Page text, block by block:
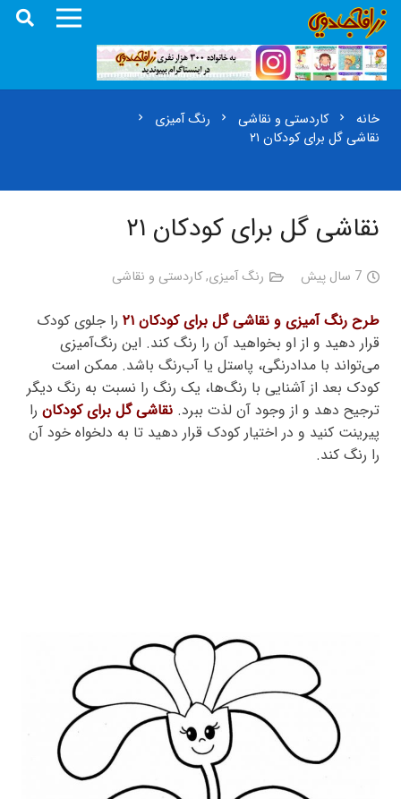
خانه chevron_right کاردستی و نقاشی chevron_right رنگ آمیزی chevron_right
نقاشی گل برای کودکان ۲۱
نقاشی گل برای کودکان ۲۱
7 سال پیش رنگ آمیزی,کاردستی و نقاشی
طرح رنگ آمیزی و نقاشی گل برای کودکان ۲۱
را جلوی کودک
قرار دهید و از او بخواهید آن را رنگ کند. این رنگ‌آمیزی
می‌تواند با مدادرنگی، پاستل یا آب‌رنگ باشد. ممکن است
کودک بعد از آشنایی با رنگ‌ها، یک رنگ را نسبت به رنگ دیگر
ترجیح دهد و از وجود آن لذت ببرد. نقاشی گل برای کودکان را
پیرینت کنید و در اختیار کودک قرار دهید تا به دلخواه خود آن
را رنگ کند.